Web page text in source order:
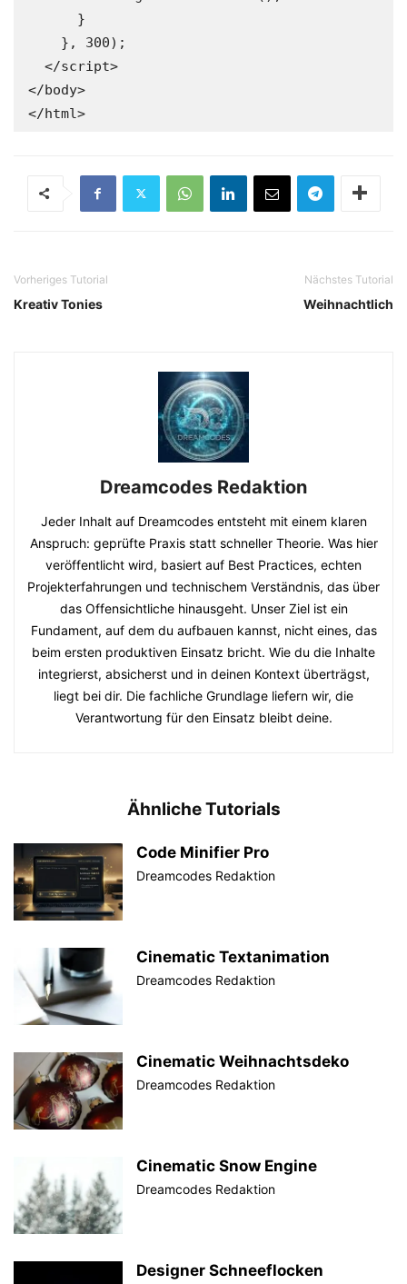
</body>
</html>
Vorheriges Tutorial
Kreativ Tonies
Nächstes Tutorial
Weihnachtlich
Dreamcodes Redaktion
Jeder Inhalt auf Dreamcodes entsteht mit einem klaren
Anspruch: geprüfte Praxis statt schneller Theorie. Was hier
veröffentlicht wird, basiert auf Best Practices, echten
Projekterfahrungen und technischem Verständnis, das über
das Offensichtliche hinausgeht. Unser Ziel ist ein
Fundament, auf dem du aufbauen kannst, nicht eines, das
beim ersten produktiven Einsatz bricht. Wie du die Inhalte
integrierst, absicherst und in deinen Kontext überträgst,
liegt bei dir. Die fachliche Grundlage liefern wir, die
Verantwortung für den Einsatz bleibt deine.
Ähnliche Tutorials
Code Minifier Pro
Dreamcodes Redaktion
Cinematic Textanimation
Dreamcodes Redaktion
Cinematic Weihnachtsdeko
Dreamcodes Redaktion
Cinematic Snow Engine
Dreamcodes Redaktion
Designer Schneeflocken